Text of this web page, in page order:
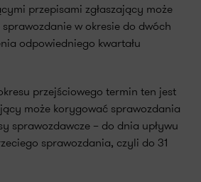
przepisami zgłaszający może
w okresie do dwóch
odpowiedniego kwartału
przejściowego termin ten jest
może korygować sprawozdania
sprawozdawcze – do dnia upływu
sprawozdania, czyli do 31